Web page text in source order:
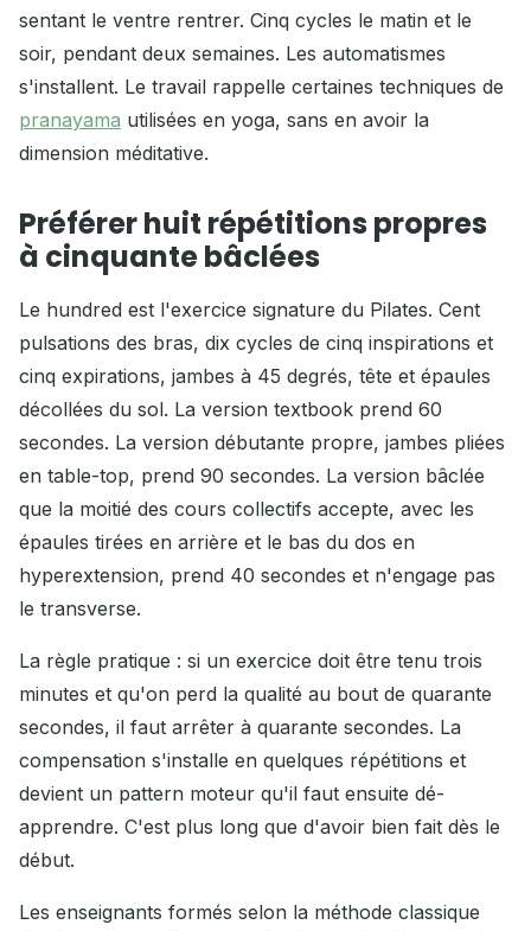
sentant le ventre rentrer. Cinq cycles le matin et le
soir, pendant deux semaines. Les automatismes
s'installent. Le travail rappelle certaines techniques de
pranayama utilisées en yoga, sans en avoir la
dimension méditative.
Préférer huit répétitions propres
à cinquante bâclées
Le hundred est l'exercice signature du Pilates. Cent
pulsations des bras, dix cycles de cinq inspirations et
cinq expirations, jambes à 45 degrés, tête et épaules
décollées du sol. La version textbook prend 60
secondes. La version débutante propre, jambes pliées
en table-top, prend 90 secondes. La version bâclée
que la moitié des cours collectifs accepte, avec les
épaules tirées en arrière et le bas du dos en
hyperextension, prend 40 secondes et n'engage pas
le transverse.
La règle pratique : si un exercice doit être tenu trois
minutes et qu'on perd la qualité au bout de quarante
secondes, il faut arrêter à quarante secondes. La
compensation s'installe en quelques répétitions et
devient un pattern moteur qu'il faut ensuite dé-
apprendre. C'est plus long que d'avoir bien fait dès le
début.
Les enseignants formés selon la méthode classique